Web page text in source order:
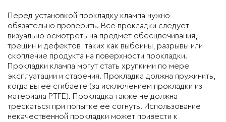
Перед установкой прокладку клампа нужно
обязательно проверить. Все прокладки следует
визуально осмотреть на предмет обесцвечивания,
трещин и дефектов, таких как выбоины, разрывы или
скопление продукта на поверхности прокладки.
Прокладки клампа могут стать хрупкими по мере
эксплуатации и старения. Прокладка должна пружинить,
когда вы ее сгибаете (за исключением прокладки из
материала PTFE). Прокладка также не должна
трескаться при попытке ее согнуть. Использование
некачественной прокладки может привести к